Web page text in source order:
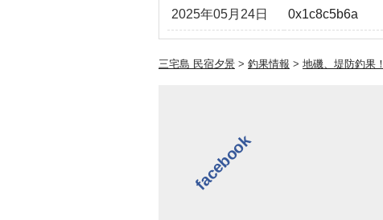
2025年05月24日 0x1c8c5b6a
三宅島 民宿夕景 > 釣果情報 > 地磯、堤防釣果！
facebook